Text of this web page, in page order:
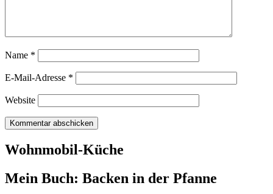
Name *
E-Mail-Adresse *
Website
Wohnmobil-Küche
Mein Buch: Backen in der Pfanne